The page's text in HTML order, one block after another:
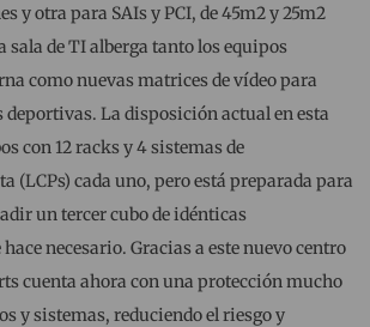
y otra para SAIs y PCI, de 45m2 y 25m2
sala de TI alberga tanto los equipos
como nuevas matrices de vídeo para
La disposición actual en esta
con 12 racks y 4 sistemas de
(LCPs) cada uno, pero está preparada para
un tercer cubo de idénticas
necesario. Gracias a este nuevo centro
cuenta ahora con una protección mucho
y sistemas, reduciendo el riesgo y